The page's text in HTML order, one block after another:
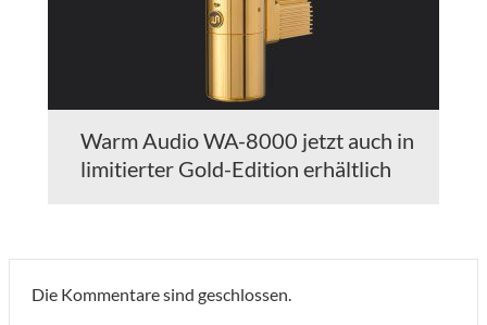
Warm Audio WA-8000 jetzt auch in
limitierter Gold-Edition erhältlich
Die Kommentare sind geschlossen.